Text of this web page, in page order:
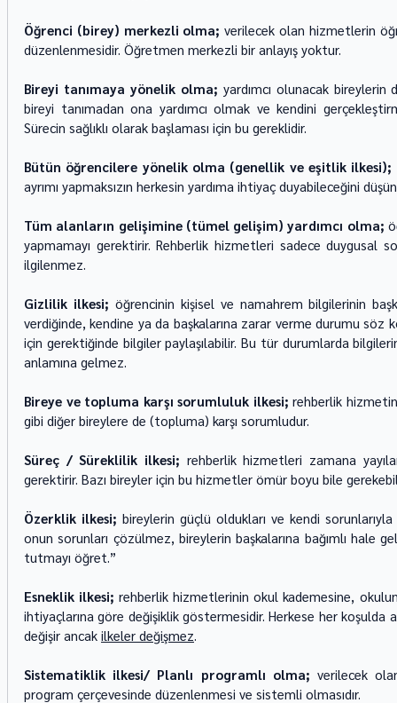
Öğrenci (birey) merkezli olma; verilecek olan hizmetlerin
düzenlenmesidir. Öğretmen merkezli bir anlayış yoktur.
Bireyi tanımaya yönelik olma; yardımcı olunacak bireylerin
bireyi tanımadan ona yardımcı olmak ve kendini
Sürecin sağlıklı olarak başlaması için bu gereklidir.
Bütün öğrencilere yönelik olma (genellik ve eşitlik ilkesi);
ayrımı yapmaksızın herkesin yardıma ihtiyaç duyabileceğini
Tüm alanların gelişimine (tümel gelişim) yardımcı olma;
yapmamayı gerektirir. Rehberlik hizmetleri sadece duygusal
ilgilenmez.
Gizlilik ilkesi; öğrencinin kişisel ve namahrem bilgilerinin
verdiğinde, kendine ya da başkalarına zarar verme durumu
için gerektiğinde bilgiler paylaşılabilir. Bu tür durumlarda
anlamına gelmez.
Bireye ve topluma karşı sorumluluk ilkesi; rehberlik
gibi diğer bireylere de (topluma) karşı sorumludur.
Süreç / Süreklilik ilkesi; rehberlik hizmetleri zamana
gerektirir. Bazı bireyler için bu hizmetler ömür boyu bile
Özerklik ilkesi; bireylerin güçlü oldukları ve kendi sorunlarıyla
onun sorunları çözülmez, bireylerin başkalarına bağımlı hale
tutmayı öğret.”
Esneklik ilkesi; rehberlik hizmetlerinin okul kademesine,
ihtiyaçlarına göre değişiklik göstermesidir. Herkese her
değişir ancak ilkeler değişmez.
Sistematiklik ilkesi/ Planlı programlı olma; verilecek
program çerçevesinde düzenlenmesi ve sistemli olmasıdır.